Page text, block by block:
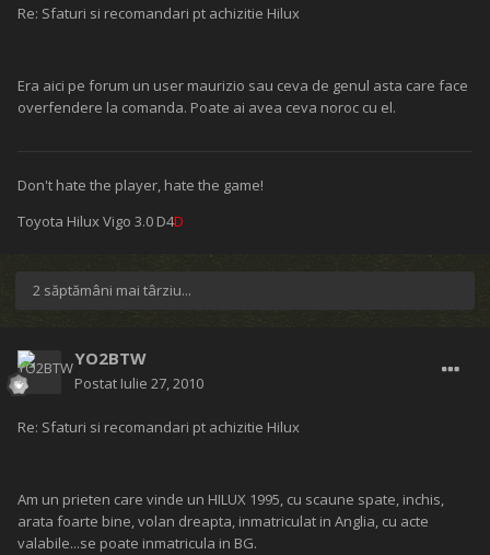
Re: Sfaturi si recomandari pt achizitie Hilux
Era aici pe forum un user maurizio sau ceva de genul asta care face
overfendere la comanda. Poate ai avea ceva noroc cu el.
Don't hate the player, hate the game!
Toyota Hilux Vigo 3.0 D4D
2 săptămâni mai târziu...
YO2BTW
Postat Iulie 27, 2010
Re: Sfaturi si recomandari pt achizitie Hilux
Am un prieten care vinde un HILUX 1995, cu scaune spate, inchis,
arata foarte bine, volan dreapta, inmatriculat in Anglia, cu acte
valabile...se poate inmatricula in BG.